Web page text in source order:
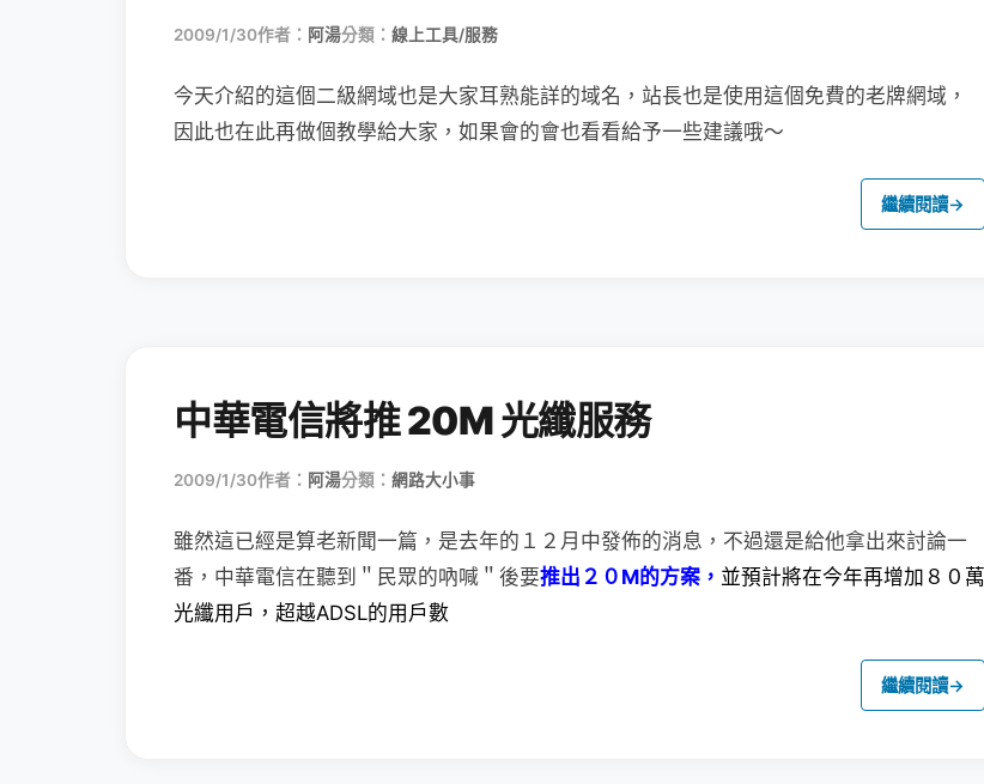
2009/1/30作者： 阿湯分類： 線上工具/服務
今天介紹的這個二級網域也是大家耳熟能詳的域名，站長也是使用這個免費的老牌網域，
因此也在此再做個教學給大家，如果會的會也看看給予一些建議哦～
繼續閱讀→
中華電信將推 20M 光纖服務
2009/1/30作者： 阿湯分類： 網路大小事
雖然這已經是算老新聞一篇，是去年的１２月中發佈的消息， 不過還是給他拿出來討論一
番，中華電信在聽到＂民眾的吶喊＂後要推出２０M的方案， 並預計將在今年再增加８０萬
光纖用戶，超越ADSL的用戶數
繼續閱讀→